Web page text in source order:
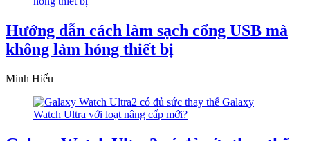
Hướng dẫn cách làm sạch cổng USB mà
không làm hỏng thiết bị
Minh Hiếu